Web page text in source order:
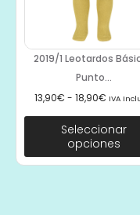
2019/1 Leotardos
Punto...
13,90€ - 18,90€ IVA
Seleccionar
opciones